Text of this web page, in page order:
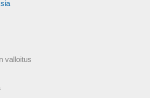
valloitus